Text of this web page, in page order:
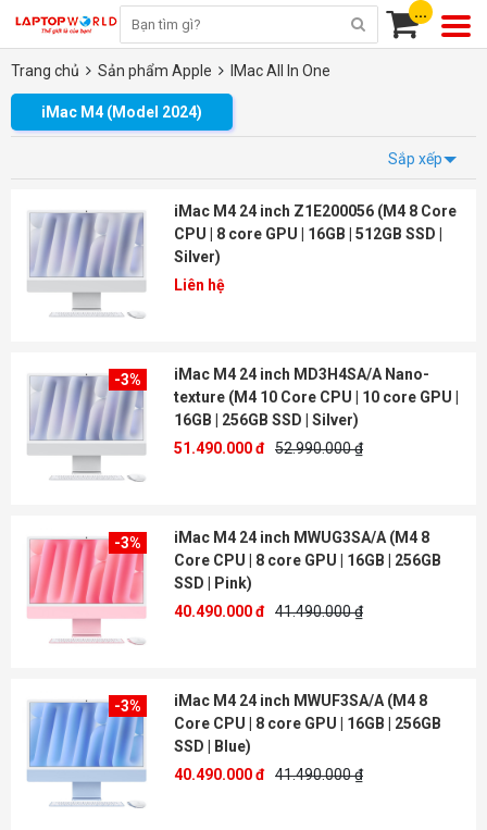
...
Trang chủ Sản phẩm Apple IMac All In One
iMac M4 (Model 2024)
Sắp xếp
iMac M4 24 inch Z1E200056 (M4 8 Core
CPU | 8 core GPU | 16GB | 512GB SSD |
Silver)
Liên hệ
-3%
iMac M4 24 inch MD3H4SA/A Nano-
texture (M4 10 Core CPU | 10 core GPU |
16GB | 256GB SSD | Silver)
51.490.000 đ 52.990.000 ₫
-3%
iMac M4 24 inch MWUG3SA/A (M4 8
Core CPU | 8 core GPU | 16GB | 256GB
SSD | Pink)
40.490.000 đ 41.490.000 ₫
-3%
iMac M4 24 inch MWUF3SA/A (M4 8
Core CPU | 8 core GPU | 16GB | 256GB
SSD | Blue)
40.490.000 đ 41.490.000 ₫